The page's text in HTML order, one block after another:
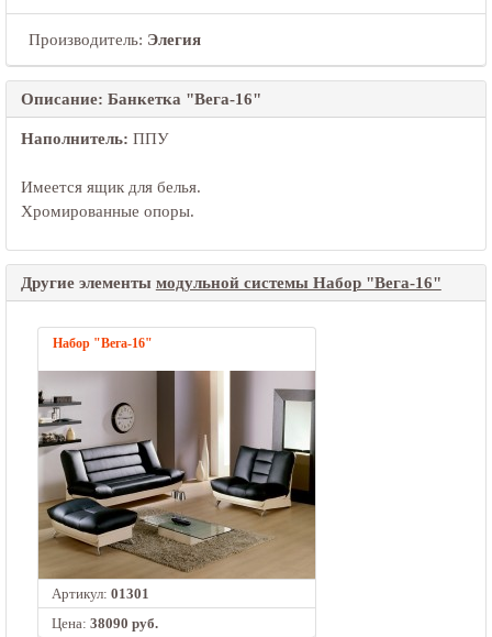
Производитель: Элегия
Описание: Банкетка "Вега-16"
Наполнитель: ППУ
Имеется ящик для белья.
Хромированные опоры.
Другие элементы модульной системы Набор "Вега-16"
Набор "Вега-16"
Артикул: 01301
Цена: 38090 руб.